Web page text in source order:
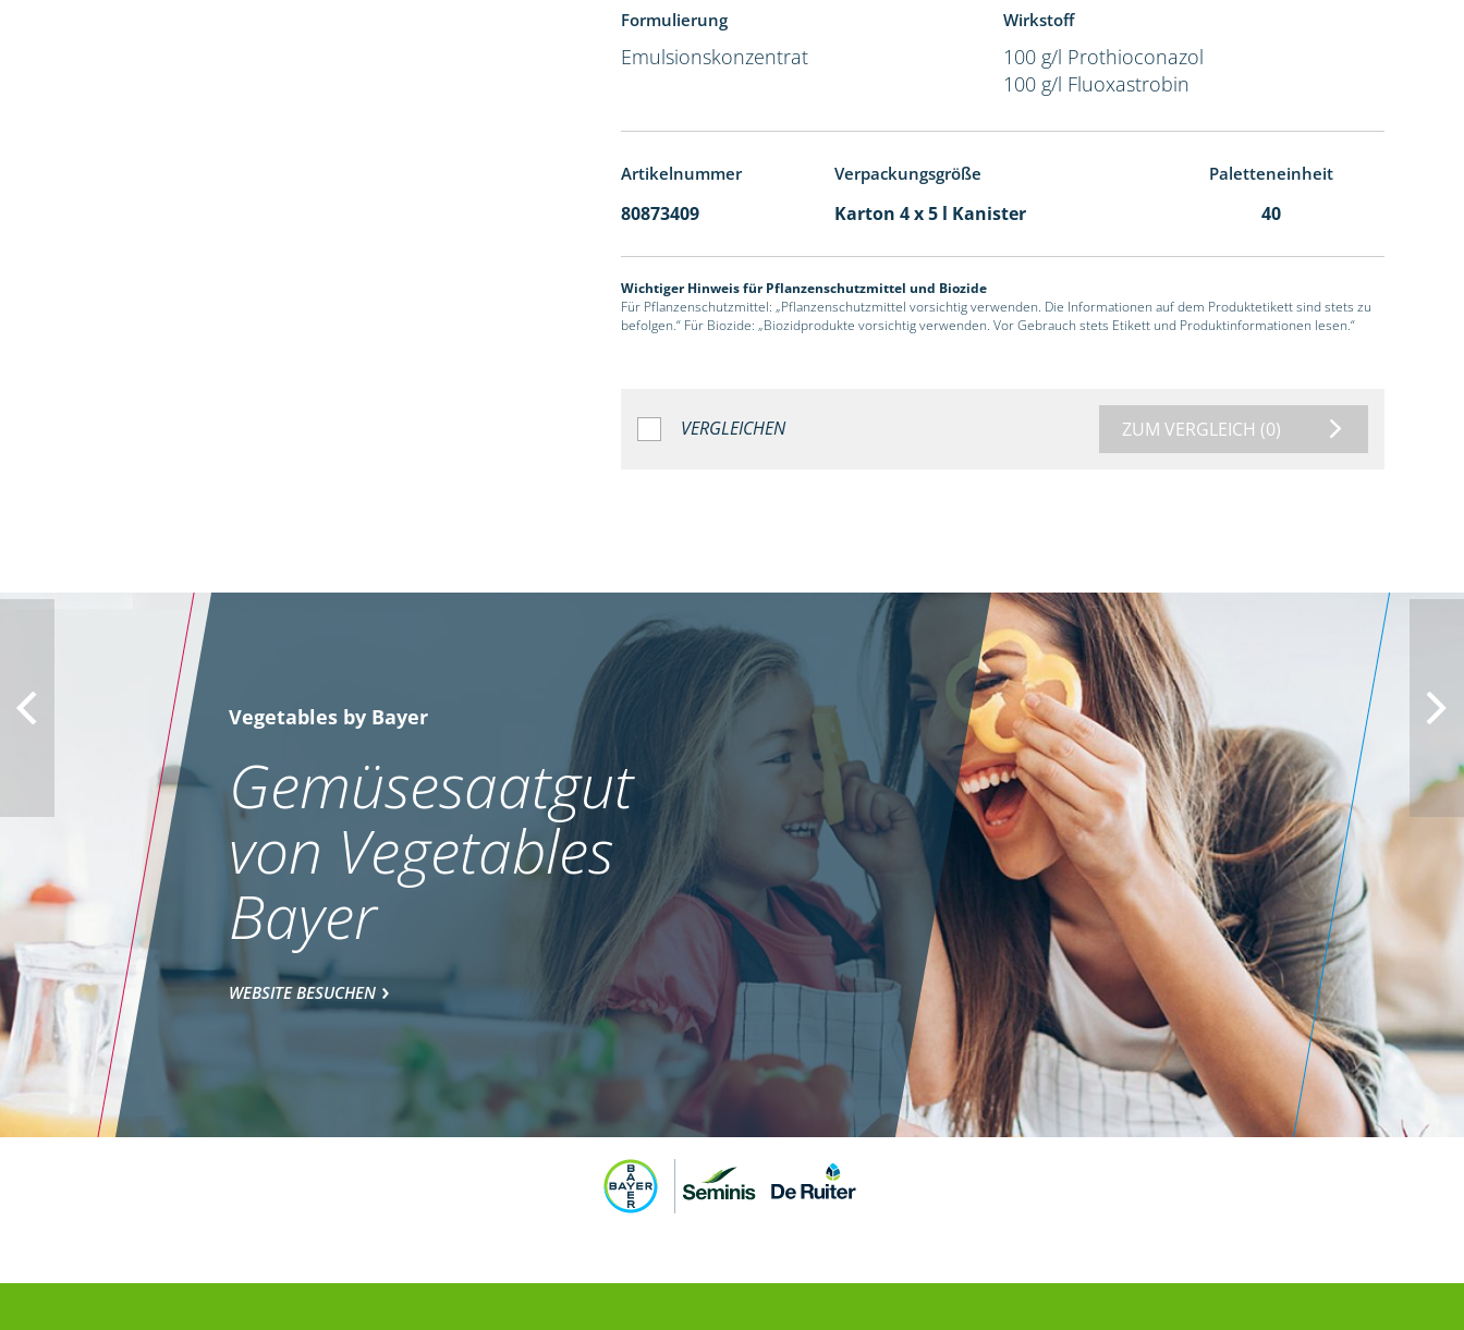
Formulierung
Emulsionskonzentrat
Wirkstoff
100 g/l Prothioconazol
100 g/l Fluoxastrobin
Artikelnummer Verpackungsgröße Paletteneinheit
80873409 Karton 4 x 5 l Kanister 40
Wichtiger Hinweis für Pflanzenschutzmittel und Biozide
Für Pflanzenschutzmittel: „Pflanzenschutzmittel vorsichtig verwenden. Die Informationen auf dem Produktetikett sind stets zu
befolgen.“ Für Biozide: „Biozidprodukte vorsichtig verwenden. Vor Gebrauch stets Etikett und Produktinformationen lesen.“
VERGLEICHEN ZUM VERGLEICH (0)
Vegetables by Bayer
Gemüsesaatgut
von Vegetables
Bayer
WEBSITE BESUCHEN